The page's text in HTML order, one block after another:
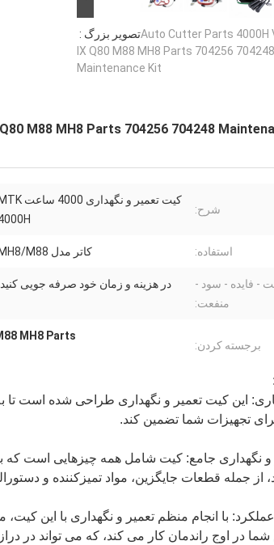
تصویر بزرگ :Auto Cutter Parts 4000H
IX Q80 M88 MH8 Parts 704256 704248
Maintenance Kit
M88 MH8 Parts 704256 704248
شرح:
کیت تعمیر و نگهداری 4000 ساعت MTK
استفاده: کاتر مدل MH8/M88
- فایده - سود -
منفعت:
در هزینه و زمان خود صرفه جویی
برجسته کردن:
MH8 Parts
تجهیزات شما تضمین کند.
و نگهداری جامع: کیت شامل همه چیزهایی است
از جمله قطعات جایگزین، مواد تمیزکننده و
عملکرد: با انجام منظم تعمیر و نگهداری با این
در اوج راندمان کار می کند، که می تواند در